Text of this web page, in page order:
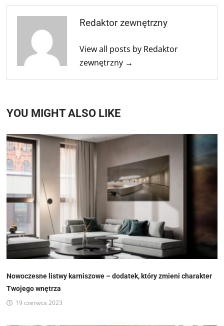
Redaktor zewnętrzny
View all posts by Redaktor
zewnętrzny →
YOU MIGHT ALSO LIKE
Nowoczesne listwy karniszowe – dodatek, który zmieni charakter
Twojego wnętrza
19 czerwca 2023